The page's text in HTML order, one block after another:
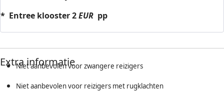
* Entree klooster 2EUR pp
Extra informatie
Niet aanbevolen voor zwangere reizigers
Niet aanbevolen voor reizigers met rugklachten